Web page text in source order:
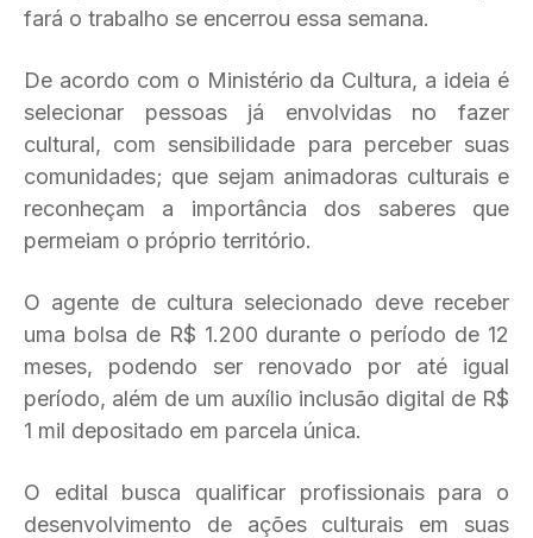
fará o trabalho se encerrou essa semana.
De acordo com o Ministério da Cultura, a ideia é
selecionar pessoas já envolvidas no fazer
cultural, com sensibilidade para perceber suas
comunidades; que sejam animadoras culturais e
reconheçam a importância dos saberes que
permeiam o próprio território.
O agente de cultura selecionado deve receber
uma bolsa de R$ 1.200 durante o período de 12
meses, podendo ser renovado por até igual
período, além de um auxílio inclusão digital de R$
1 mil depositado em parcela única.
O edital busca qualificar profissionais para o
desenvolvimento de ações culturais em suas